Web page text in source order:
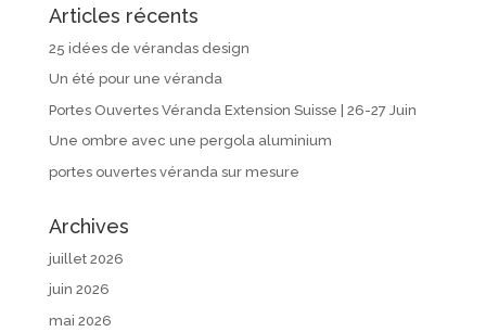
Articles récents
25 idées de vérandas design
Un été pour une véranda
Portes Ouvertes Véranda Extension Suisse | 26-27 Juin
Une ombre avec une pergola aluminium
portes ouvertes véranda sur mesure
Archives
juillet 2026
juin 2026
mai 2026